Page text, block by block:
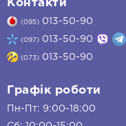
Контакти
(095) 013-50-90
(097) 013-50-90
(073) 013-50-90
Графік роботи
Пн-Пт: 9:00-18:00